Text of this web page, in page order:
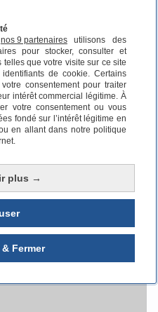
nos 9 partenairesutilisons des
pour stocker, consulter et
que votre visite sur ce site
de cookie. Certains
consentement pour traiter
intérêt commercial légitime. À
votre consentement ou vous
fondé sur l’intérêt légitime en
en allant dans notre politique
plus →
Fermer
dans un abri
mobile ?
effectuée